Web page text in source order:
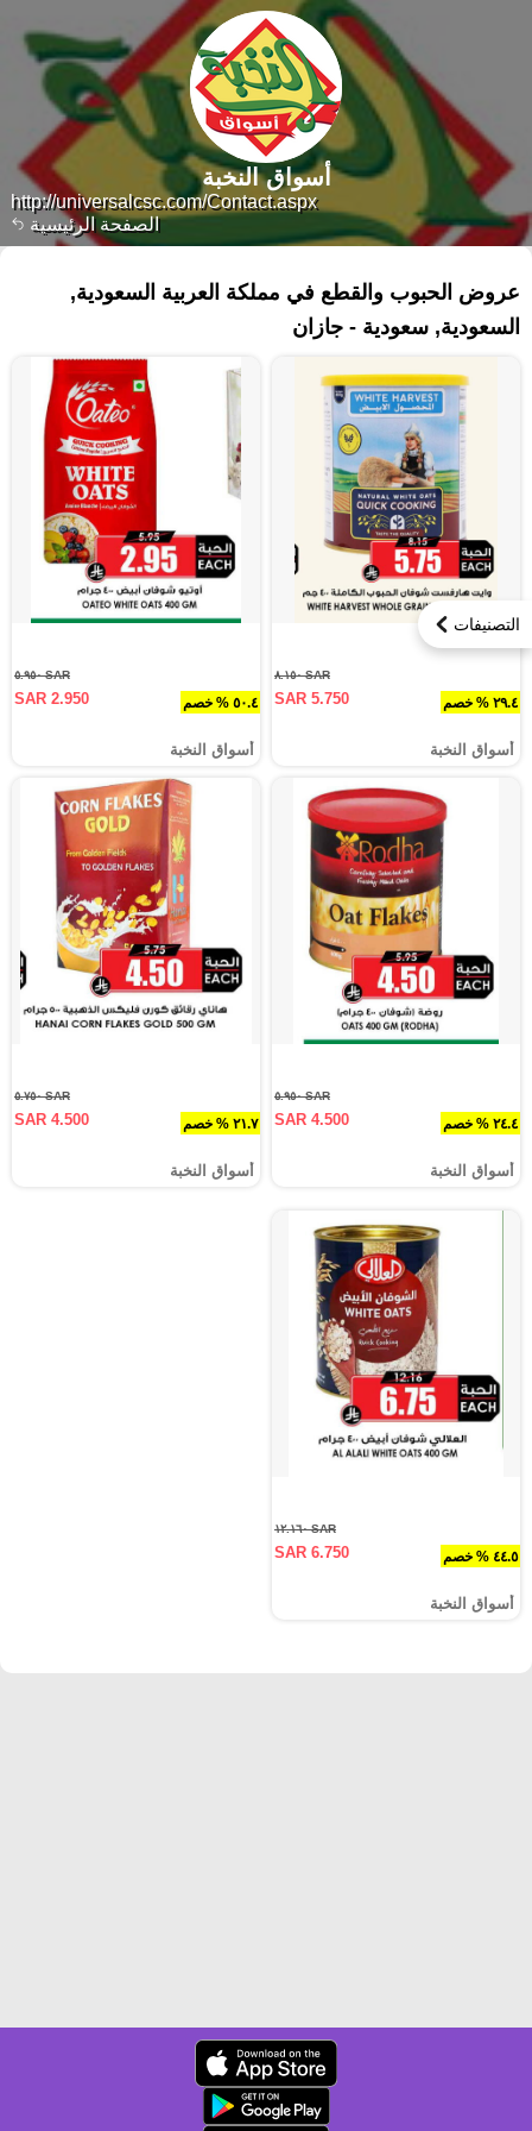
الصفحة الرئيسية
http://universalcsc.com/Contact.aspx
أسواق النخبة
التصنيفات
عروض الحبوب والقطع في مملكة العربية السعودية,
السعودية, سعودية - جازان
٢٩.٤ % خصم
SAR ٨.١٥٠
SAR 5.750
أسواق النخبة
٥٠.٤ % خصم
SAR ٥.٩٥٠
SAR 2.950
أسواق النخبة
٢٤.٤ % خصم
SAR ٥.٩٥٠
SAR 4.500
أسواق النخبة
٢١.٧ % خصم
SAR ٥.٧٥٠
SAR 4.500
أسواق النخبة
٤٤.٥ % خصم
SAR ١٢.١٦٠
SAR 6.750
أسواق النخبة